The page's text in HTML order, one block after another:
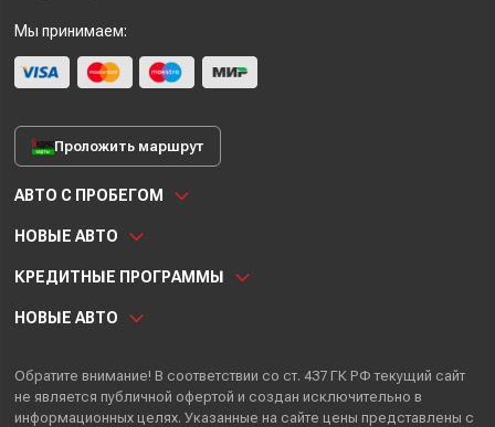
Мы принимаем:
Проложить маршрут
АВТО С ПРОБЕГОМ
НОВЫЕ АВТО
КРЕДИТНЫЕ ПРОГРАММЫ
НОВЫЕ АВТО
Обратите внимание! В соответствии со ст. 437 ГК РФ текущий сайт
не является публичной офертой и создан исключительно в
информационных целях. Указанные на сайте цены представлены с